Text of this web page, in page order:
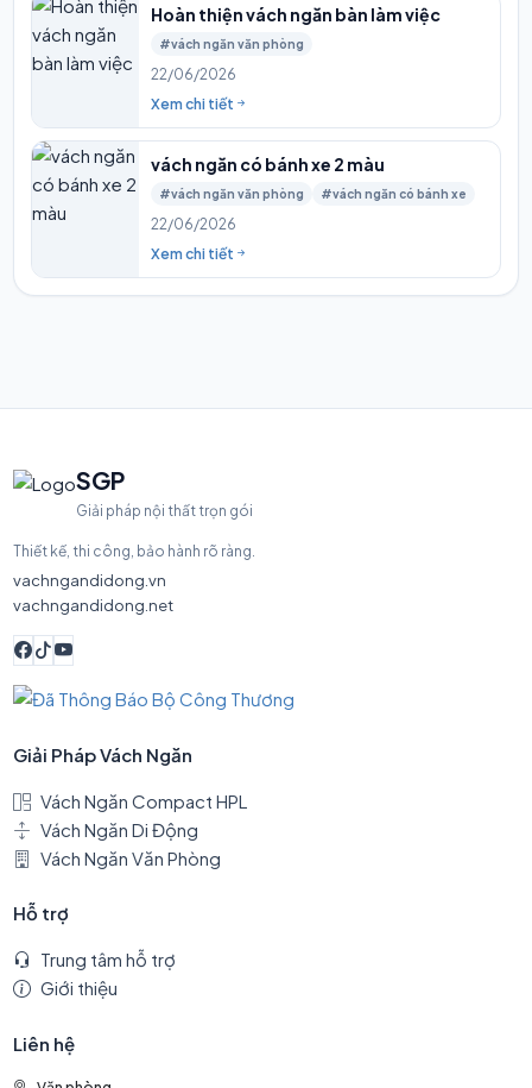
Hoàn thiện vách ngăn bàn làm việc
#vách ngăn văn phòng
22/06/2026
Xem chi tiết
vách ngăn có bánh xe 2 màu
#vách ngăn văn phòng #vách ngăn có bánh xe
22/06/2026
Xem chi tiết
SGP
Giải pháp nội thất trọn gói
Thiết kế, thi công, bảo hành rõ ràng.
vachngandidong.vn
vachngandidong.net
Giải Pháp Vách Ngăn
Vách Ngăn Compact HPL
Vách Ngăn Di Động
Vách Ngăn Văn Phòng
Hỗ trợ
Trung tâm hỗ trợ
Giới thiệu
Liên hệ